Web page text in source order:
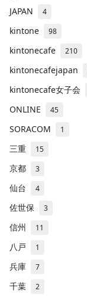
JAPAN 4
kintone 98
kintonecafe 210
kintonecafejapan
kintonecafe女子会
ONLINE 45
SORACOM 1
三重 15
京都 3
仙台 4
佐世保 3
信州 11
八戸 1
兵庫 7
千葉 2